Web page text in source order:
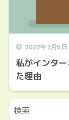
2022年7月5日
私がインタ
た理由